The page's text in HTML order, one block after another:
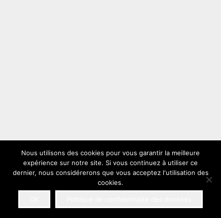
Nous utilisons des cookies pour vous garantir la meilleure
expérience sur notre site. Si vous continuez à utiliser ce
dernier, nous considérerons que vous acceptez l'utilisation des
cookies.